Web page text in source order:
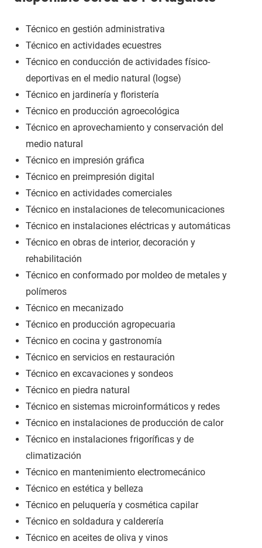
Técnico en gestión administrativa
Técnico en actividades ecuestres
Técnico en conducción de actividades físico-
deportivas en el medio natural (logse)
Técnico en jardinería y floristería
Técnico en producción agroecológica
Técnico en aprovechamiento y conservación del
medio natural
Técnico en impresión gráfica
Técnico en preimpresión digital
Técnico en actividades comerciales
Técnico en instalaciones de telecomunicaciones
Técnico en instalaciones eléctricas y automáticas
Técnico en obras de interior, decoración y
rehabilitación
Técnico en conformado por moldeo de metales y
polímeros
Técnico en mecanizado
Técnico en producción agropecuaria
Técnico en cocina y gastronomía
Técnico en servicios en restauración
Técnico en excavaciones y sondeos
Técnico en piedra natural
Técnico en sistemas microinformáticos y redes
Técnico en instalaciones de producción de calor
Técnico en instalaciones frigoríficas y de
climatización
Técnico en mantenimiento electromecánico
Técnico en estética y belleza
Técnico en peluquería y cosmética capilar
Técnico en soldadura y calderería
Técnico en aceites de oliva y vinos